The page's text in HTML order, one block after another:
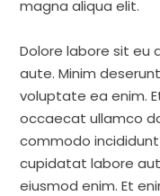
magna aliqua elit.
Dolore labore sit eu
aute. Minim
voluptate ea enim.
occaecat ullamco
commodo
cupidatat labore
eiusmod enim. Et